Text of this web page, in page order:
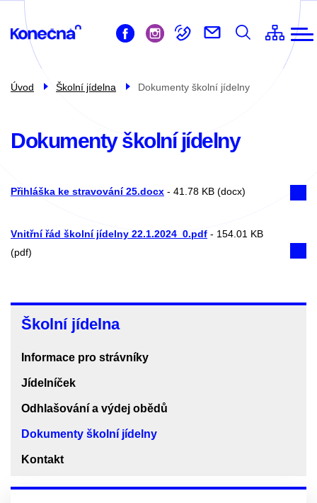
Přejít
hlavnímu
obsahu
Život ve škole
Pro žáky
Školní jídelna
Školní
jídelna
Školní jídelna
Informace pro strávníky
Jídelníček
Odhlašování a výdej obědů
Dokumenty školní jídelny
Kontakt
Úvod Školní jídelna Dokumenty školní jídelny
Dokumenty školní jídelny
Přihláška ke stravování 25.docx - 41.78 KB (docx)
Vnitřní řád školní jídelny 22.1.2024_0.pdf - 154.01 KB
(pdf)